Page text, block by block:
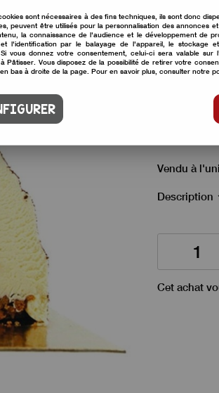
Moule
Soyez le
4,00 €
Moule à
Il est
Vendu à
Description
Cet achat
sont nécessaires à des fins techniques, ils sont donc
peuvent être utilisés pour la personnalisation des annonces
la connaissance de l'audience et le développement de
l'identification par le balayage de l'appareil, le stockage
vous donnez votre consentement, celui-ci sera valable sur
Pâtisser. Vous disposez de la possibilité de retirer votre
bas à droite de la page. Pour en savoir plus, consulter notre